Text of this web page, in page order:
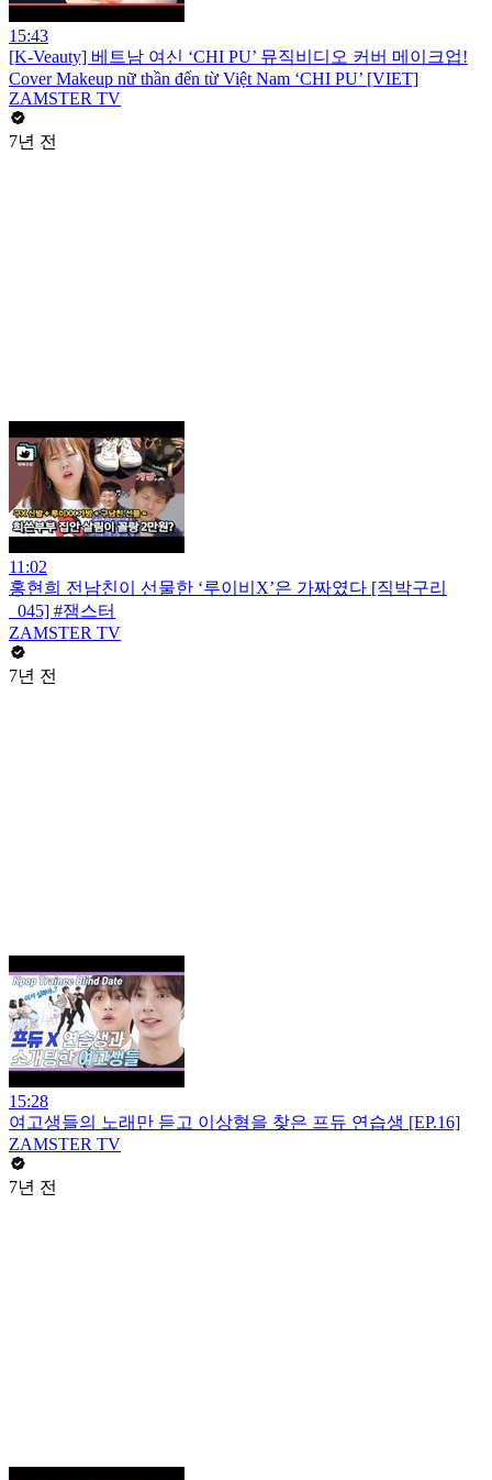
15:43
[K-Veauty] 베트남 여신 ‘CHI PU’ 뮤직비디오 커버 메이크업!
Cover Makeup nữ thần đến từ Việt Nam ‘CHI PU’ [VIET]
ZAMSTER TV
7년 전
11:02
홍현희 전남친이 선물한 ‘루이비X’은 가짜였다 [직박구리
_045] #잼스터
ZAMSTER TV
7년 전
15:28
여고생들의 노래만 듣고 이상형을 찾은 프듀 연습생 [EP.16]
ZAMSTER TV
7년 전